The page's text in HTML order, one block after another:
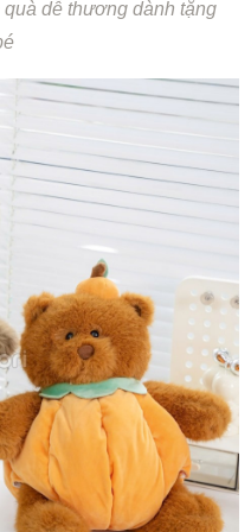
dễ thương dành tặng